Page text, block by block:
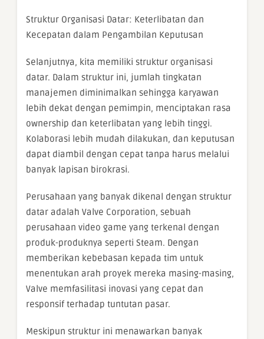
Struktur Organisasi Datar: Keterlibatan dan
Kecepatan dalam Pengambilan Keputusan
Selanjutnya, kita memiliki struktur organisasi
datar. Dalam struktur ini, jumlah tingkatan
manajemen diminimalkan sehingga karyawan
lebih dekat dengan pemimpin, menciptakan rasa
ownership dan keterlibatan yang lebih tinggi.
Kolaborasi lebih mudah dilakukan, dan keputusan
dapat diambil dengan cepat tanpa harus melalui
banyak lapisan birokrasi.
Perusahaan yang banyak dikenal dengan struktur
datar adalah Valve Corporation, sebuah
perusahaan video game yang terkenal dengan
produk-produknya seperti Steam. Dengan
memberikan kebebasan kepada tim untuk
menentukan arah proyek mereka masing-masing,
Valve memfasilitasi inovasi yang cepat dan
responsif terhadap tuntutan pasar.
Meskipun struktur ini menawarkan banyak